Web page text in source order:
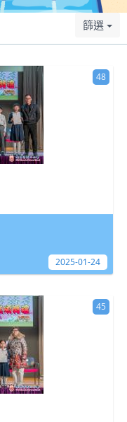
篩選
48
2025-01-24
45